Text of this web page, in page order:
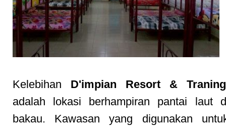
Kelebihan D'impian Resort &
adalah lokasi berhampiran pantai laut
bakau. Kawasan yang digunakan